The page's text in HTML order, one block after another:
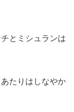
とミシュランは
たりはしなやか